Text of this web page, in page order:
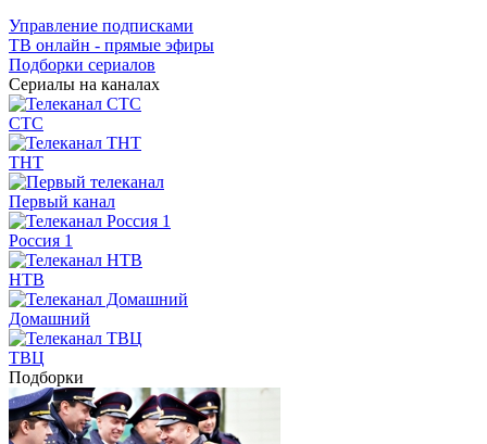
Управление подписками
ТВ онлайн - прямые эфиры
Подборки сериалов
Сериалы на каналах
СТС
ТНТ
Первый канал
Россия 1
НТВ
Домашний
ТВЦ
Подборки